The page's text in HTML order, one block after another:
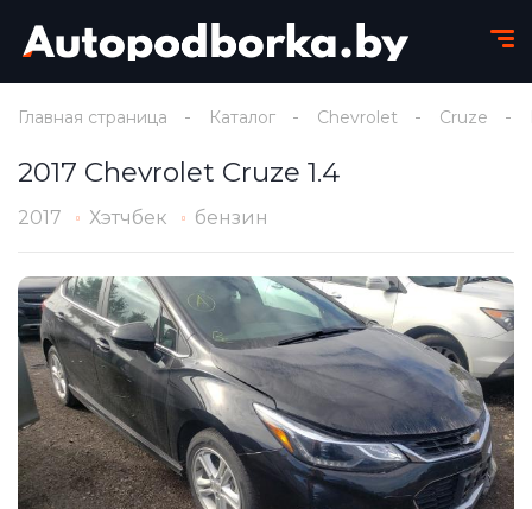
Главная страница Каталог Chevrolet Cruze
2017 Chevrolet Cruze 1.4
2017 Хэтчбек бензин